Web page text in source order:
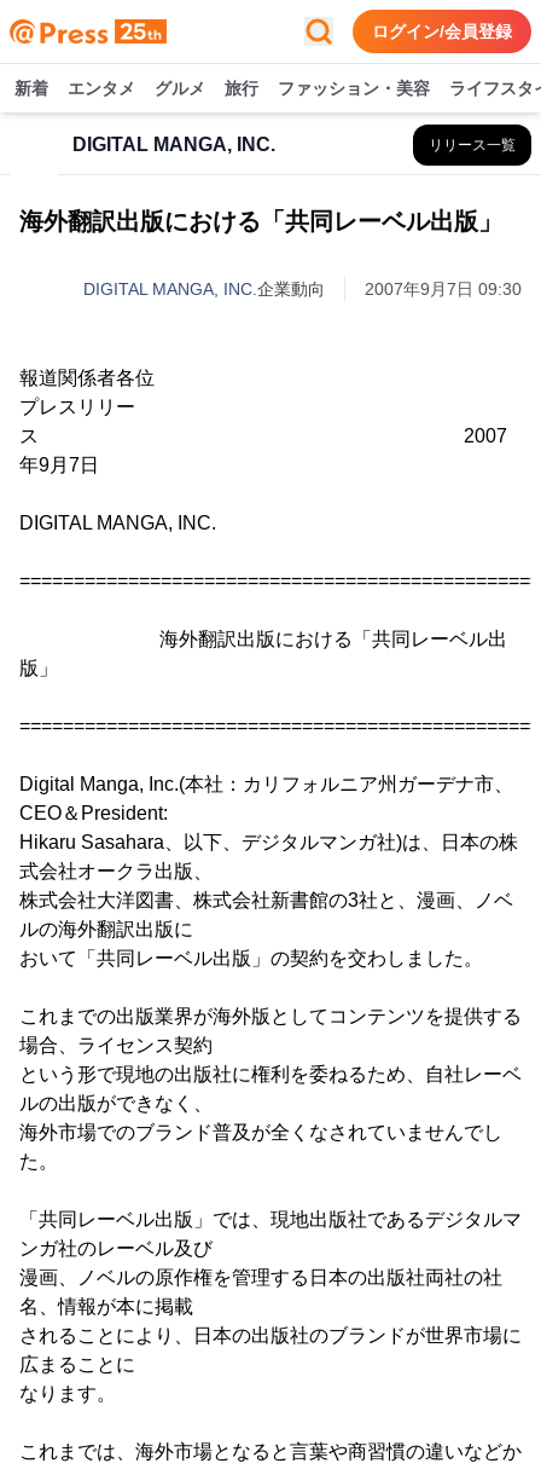
ログイン/会員登録
新着 エンタメ グルメ 旅行 ファッション・美容 ライフスタ
DIGITAL MANGA, INC. リリース一覧
海外翻訳出版における「共同レーベル出版」
DIGITAL MANGA, INC. 企業動向 2007年9月7日 09:30
報道関係者各位
プレスリリー
ス 2007
年9月7日
DIGITAL MANGA, INC.
海外翻訳出版における「共同レーベル出
版」
Digital Manga, Inc.(本社：カリフォルニア州ガーデナ市、
CEO＆President:
Hikaru Sasahara、以下、デジタルマンガ社)は、日本の株
式会社オークラ出版、
株式会社大洋図書、株式会社新書館の3社と、漫画、ノベ
ルの海外翻訳出版に
おいて「共同レーベル出版」の契約を交わしました。
これまでの出版業界が海外版としてコンテンツを提供する
場合、ライセンス契約
という形で現地の出版社に権利を委ねるため、自社レーベ
ルの出版ができなく、
海外市場でのブランド普及が全くなされていませんでし
た。
「共同レーベル出版」では、現地出版社であるデジタルマ
ンガ社のレーベル及び
漫画、ノベルの原作権を管理する日本の出版社両社の社
名、情報が本に掲載
されることにより、日本の出版社のブランドが世界市場に
広まることに
なります。
これまでは、海外市場となると言葉や商習慣の違いなどか